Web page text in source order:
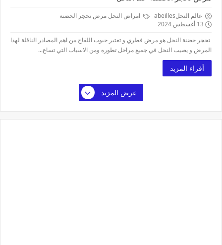
عالم النحلabeilles
امراض النحل مرض تحجر الحضنة
13 أغسطس 2024
تحجر حضنة النحل هو مرض فطري و تعتبر حبوب اللقاح من اهم المصادر الناقلة لهذا
المرض و يصيب النحل في جميع مراحل تطوره ومن الاسباب التي تساع...
أقراء المزيد
عرض المزيد